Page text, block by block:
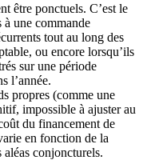
être ponctuels. C’est le
à une commande
tout au long des
ou encore lorsqu’ils
sur une période
l’année.
propres (comme une
impossible à ajuster au
du financement de
en fonction de la
conjoncturels.